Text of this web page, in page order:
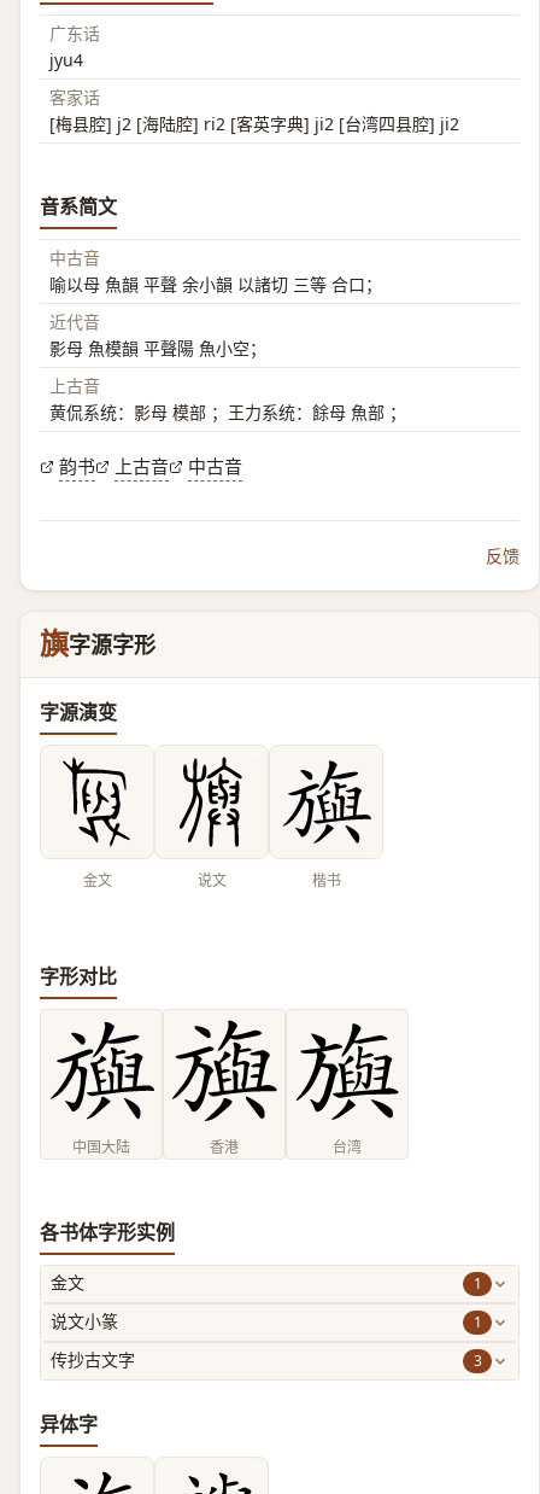
广东话
jyu4
客家话
[梅县腔] j2 [海陆腔] ri2 [客英字典] ji2 [台湾四县腔] ji2
音系简文
中古音
喻以母 魚韻 平聲 余小韻 以諸切 三等 合口；
近代音
影母 魚模韻 平聲陽 魚小空；
上古音
黄侃系统：影母 模部 ；王力系统：餘母 魚部 ；
韵书 上古音 中古音
反馈
旟字源字形
字源演变
金文 说文 楷书
字形对比
中国大陆 香港 台湾
各书体字形实例
金文 1
说文小篆 1
传抄古文字 3
异体字